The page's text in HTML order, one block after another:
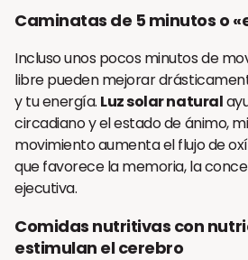
Caminatas de 5 minutos o
Incluso unos pocos minutos de
libre pueden mejorar
y tu energía. Luz solar natural
circadiano y el estado de ánimo,
movimiento aumenta el flujo de
que favorece la memoria, la
ejecutiva.
Comidas nutritivas con
estimulan el cerebro